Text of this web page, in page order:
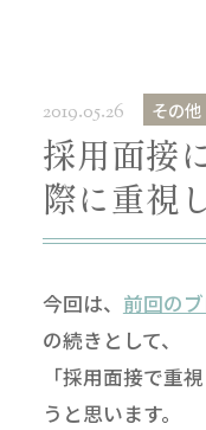
2019.05.26 その他
採用面接
際に重視
今回は、 前回の
の続きとして、
「採用面接で重
うと思います。